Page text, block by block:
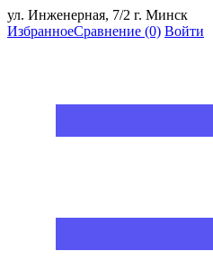
ул. Инженерная, 7/2 г. Минск
ИзбранноеСравнение (0) Войти